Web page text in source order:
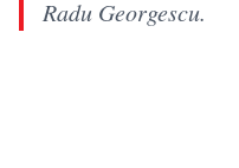
Radu Georgescu.